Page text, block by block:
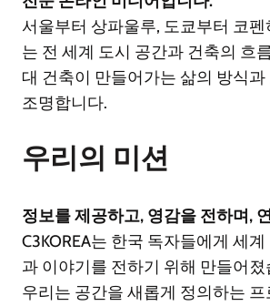
서울부터 상파울루, 도쿄부터 코
는 전 세계 도시 공간과 건축의 흐
대 건축이 만들어가는 삶의 방식
조명합니다.
우리의 미션
정보를 제공하고, 영감을 전하며,
C3KOREA는 한국 독자들에게 세
과 이야기를 전하기 위해 만들어졌
우리는 공간을 새롭게 정의하는